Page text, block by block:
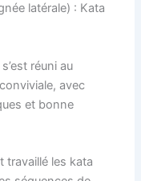
latérale) : Kata
réuni au
avec
et bonne
travaillé les kata